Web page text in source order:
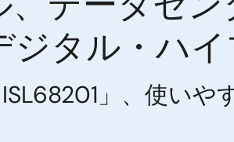
ジタル・ハ
」、使い